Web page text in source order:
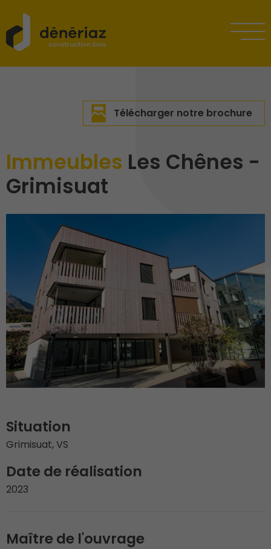
Télécharger notre brochure
Immeubles Les Chênes -
Grimisuat
Situation
Grimisuat, VS
Date de réalisation
2023
Maître de l'ouvrage